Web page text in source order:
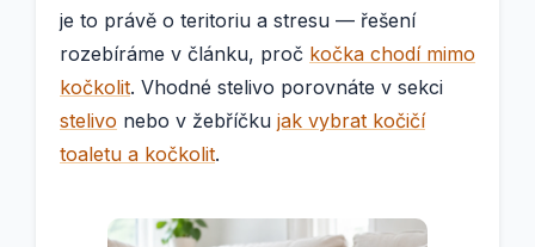
je to právě o teritoriu a stresu — řešení
rozebíráme v článku, proč kočka chodí mimo
kočkolit. Vhodné stelivo porovnáte v sekci
stelivo nebo v žebříčku jak vybrat kočičí
toaletu a kočkolit.